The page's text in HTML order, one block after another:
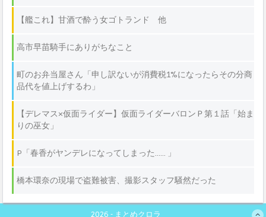
2026 - まとめクロラ